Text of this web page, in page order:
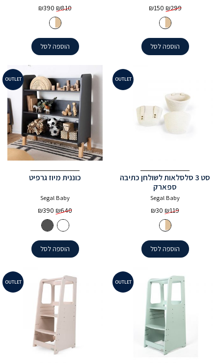
₪299
המחיר
המקורי
היה:
₪299.
₪150
₪150.
הוספה לסל
₪810
המחיר
המקורי
היה:
₪810.
₪390
₪390.
הוספה לסל
OUTLET
סט 3 סלסלאות לשולחן כתיבה
ספארק
Segal Baby
₪119
המחיר
המקורי
היה:
₪119.
₪30
₪30.
הוספה לסל
OUTLET
כוננית מיוז גרפיט
Segal Baby
₪640
המחיר
המקורי
היה:
₪640.
₪390
₪390.
הוספה לסל
OUTLET
OUTLET